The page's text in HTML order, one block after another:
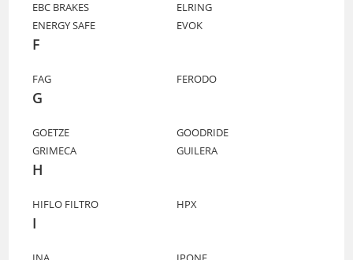
EBC BRAKES
ELRING
ENERGY SAFE
EVOK
F
FAG FERODO
G
GOETZE
GOODRIDE
GRIMECA
GUILERA
H
HIFLO FILTRO HPX
I